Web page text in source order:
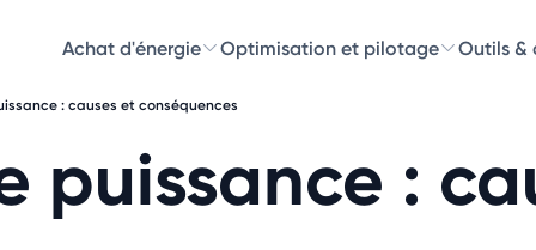
Achat d'énergie Optimisation et pilotage Outils &
: causes et conséquences
puissance :Choisissez les